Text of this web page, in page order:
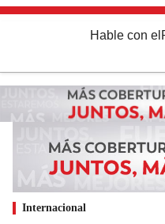
Hable con el
Internacional